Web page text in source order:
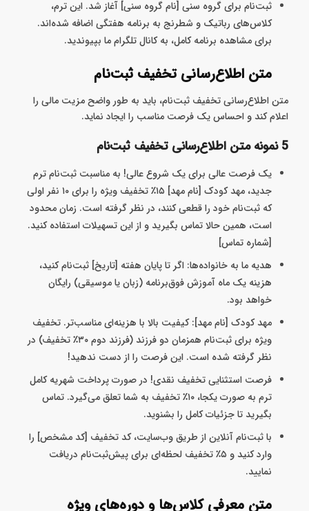
ثبت‌نام برای گروه سنی [نام گروه سنی] آغاز شد. این ترم،
کلاس‌های رباتیک و شطرنج به برنامه هفتگی اضافه شده‌اند.
برای مشاهده برنامه کامل، به کانال تلگرام ما بپیوندید.
متن اطلاع‌رسانی تخفیف ثبت‌نام
متن اطلاع‌رسانی تخفیف ثبت‌نام، باید به طور واضح مزیت مالی را
اعلام کند و احساس یک فرصت مناسب را ایجاد نماید.
5 نمونه متن اطلاع‌رسانی تخفیف ثبت‌نام
یک فرصت عالی برای یک شروع عالی! به مناسبت ثبت‌نام ترم
جدید، مهد کودک [نام مهد] ۱۵٪ تخفیف ویژه را برای ۱۰ نفر اولی
که ثبت‌نام خود را قطعی کنند، در نظر گرفته است. زمان محدود
است، همین حالا تماس بگیرید و از این تسهیلات استفاده کنید.
[شماره تماس]
هدیه ما به خانواده‌ها: اگر تا پایان هفته [تاریخ] ثبت‌نام کنید،
هزینه یک ماه آموزش فوق‌برنامه (زبان یا موسیقی) رایگان
خواهد بود.
مهد کودک [نام مهد]: کیفیت بالا با هزینه‌ای مناسب‌تر. تخفیف
ویژه برای ثبت‌نام همزمان دو فرزند (فرزند دوم ۳۰٪ تخفیف) در
نظر گرفته شده است. این فرصت را از دست ندهید!
فرصت استثنایی تخفیف نقدی! در صورت پرداخت شهریه کامل
ترم به صورت یکجا، ۱۰٪ تخفیف به شما تعلق می‌گیرد. تماس
بگیرید تا جزئیات کامل را بشنوید.
با ثبت‌نام آنلاین از طریق وب‌سایت، کد تخفیف [کد مشخص] را
وارد کنید و ۵٪ تخفیف لحظه‌ای برای پیش‌ثبت‌نام دریافت
نمایید.
متن معرفی کلاس‌ها و دوره‌های ویژه